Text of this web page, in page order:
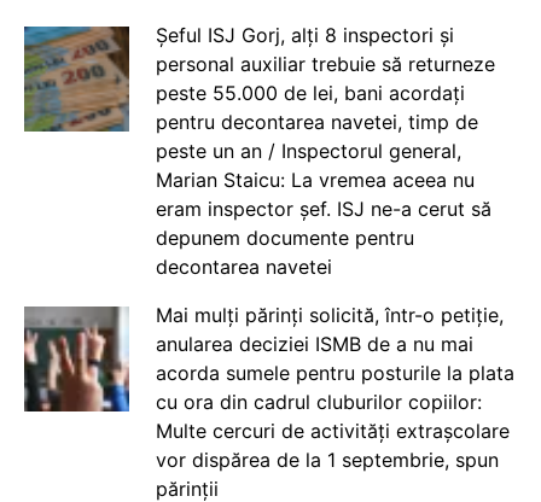
Șeful ISJ Gorj, alți 8 inspectori și
personal auxiliar trebuie să returneze
peste 55.000 de lei, bani acordați
pentru decontarea navetei, timp de
peste un an / Inspectorul general,
Marian Staicu: La vremea aceea nu
eram inspector șef. ISJ ne-a cerut să
depunem documente pentru
decontarea navetei
Mai mulți părinți solicită, într-o petiție,
anularea deciziei ISMB de a nu mai
acorda sumele pentru posturile la plata
cu ora din cadrul cluburilor copiilor:
Multe cercuri de activități extrașcolare
vor dispărea de la 1 septembrie, spun
părinții